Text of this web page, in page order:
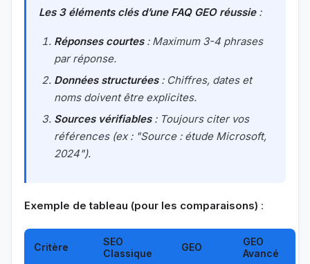
Les 3 éléments clés d’une FAQ GEO réussie:
Réponses courtes: Maximum 3-4 phrases
par réponse.
Données structurées: Chiffres, dates et
noms doivent être explicites.
Sources vérifiables: Toujours citer vos
références (ex : "Source : étude Microsoft,
2024").
Exemple de tableau (pour les comparaisons) :
Critère
SEO
Classique
GEO
GEO
Avancé